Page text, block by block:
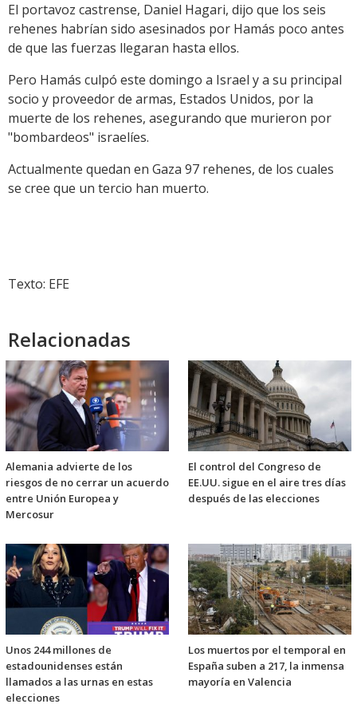
El portavoz castrense, Daniel Hagari, dijo que los seis
rehenes habrían sido asesinados por Hamás poco antes
de que las fuerzas llegaran hasta ellos.
Pero Hamás culpó este domingo a Israel y a su principal
socio y proveedor de armas, Estados Unidos, por la
muerte de los rehenes, asegurando que murieron por
"bombardeos" israelíes.
Actualmente quedan en Gaza 97 rehenes, de los cuales
se cree que un tercio han muerto.
Texto: EFE
Relacionadas
Alemania advierte de los
riesgos de no cerrar un acuerdo
entre Unión Europea y
Mercosur
El control del Congreso de
EE.UU. sigue en el aire tres días
después de las elecciones
Unos 244 millones de
estadounidenses están
llamados a las urnas en estas
elecciones
Los muertos por el temporal en
España suben a 217, la inmensa
mayoría en Valencia